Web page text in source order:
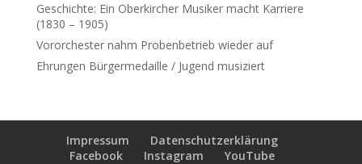
Geschichte: Ein Oberkircher Musiker macht Karriere
(1830 – 1905)
Vororchester nahm Probenbetrieb wieder auf
Ehrungen Bürgermedaille / Jugend musiziert
Impressum
Datenschutzerklärung
Facebook
Instagram YouTube